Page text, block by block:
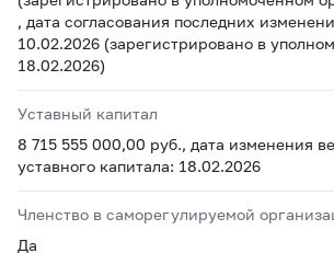
, дата согласования последних
10.02.2026 (зарегистрировано в
18.02.2026)
Уставный капитал
8 715 555 000,00 руб., дата изменения
уставного капитала: 18.02.2026
Членство в саморегулируемой
Да